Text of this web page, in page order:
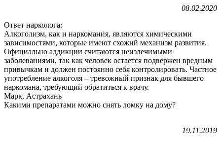
08.02.2020
Ответ нарколога:
Алкоголизм, как и наркомания, являются химическими
зависимостями, которые имеют схожий механизм развития.
Официально аддикции считаются неизлечимыми
заболеваниями, так как человек остается подвержен вредным
привычкам и должен постоянно себя контролировать. Частное
употребление алкоголя – тревожный признак для бывшего
наркомана, требующий обратиться к врачу.
Марк, Астрахань
Какими препаратами можно снять ломку на дому?
19.11.2019